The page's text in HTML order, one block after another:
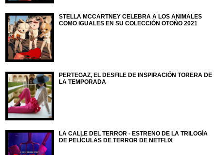
STELLA MCCARTNEY CELEBRA A LOS ANIMALES
COMO IGUALES EN SU COLECCIÓN OTOÑO 2021
PERTEGAZ, EL DESFILE DE INSPIRACIÓN TORERA DE
LA TEMPORADA
LA CALLE DEL TERROR - ESTRENO DE LA TRILOGÍA
DE PELÍCULAS DE TERROR DE NETFLIX